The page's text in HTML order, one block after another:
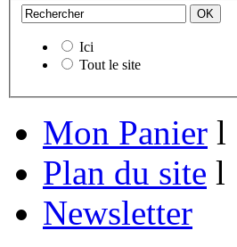
Ici
Tout le site
Mon Panier l
Plan du site l
Newsletter